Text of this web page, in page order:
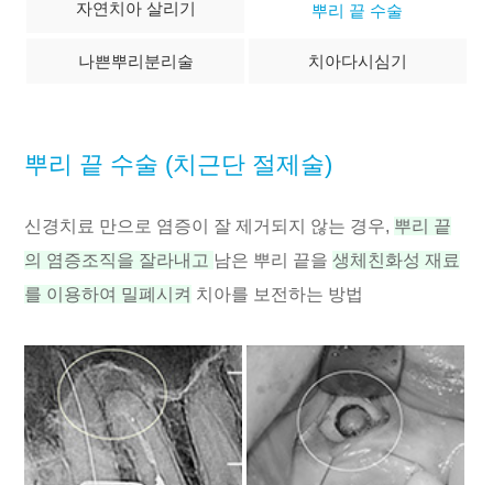
자연치아 살리기 뿌리 끝 수술
나쁜뿌리분리술 치아다시심기
뿌리 끝 수술 (치근단 절제술)
신경치료 만으로 염증이 잘 제거되지 않는 경우, 뿌리 끝
의 염증조직을 잘라내고 남은 뿌리 끝을생체친화성 재료
를 이용하여 밀폐시켜 치아를 보전하는 방법